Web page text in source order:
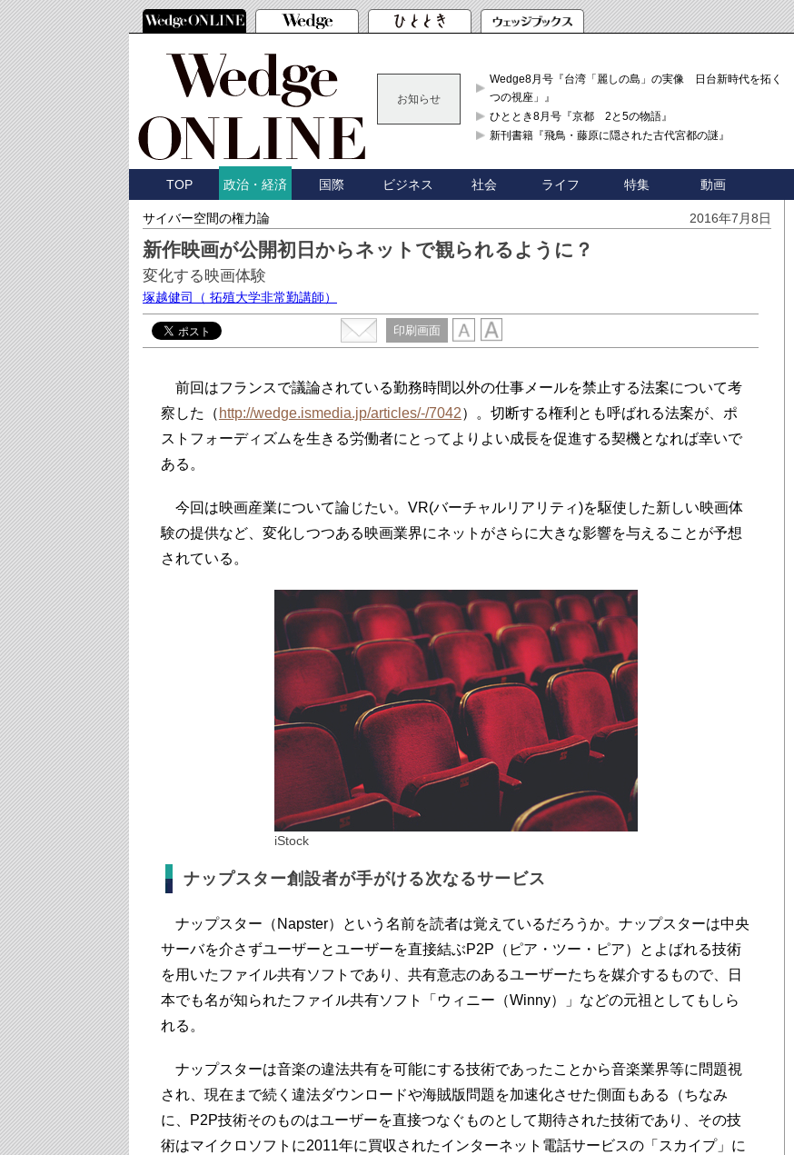
お知らせ
Wedge8月号『台湾「麗しの島」の実像 日台新時代を拓く「3
つの視座」』
ひととき8月号『京都 2と5の物語』
新刊書籍『飛鳥・藤原に隠された古代宮都の謎』
TOP 政治・経済 国際 ビジネス 社会 ライフ 特集 動画
サイバー空間の権力論 2016年7月8日
新作映画が公開初日からネットで観られるように？
変化する映画体験
塚越健司 （ 拓殖大学非常勤講師）
印刷画面
前回はフランスで議論されている勤務時間以外の仕事メールを禁止する法案について考
察した（ http://wedge.ismedia.jp/articles/-/7042）。切断する権利とも呼ばれる法案が、ポ
ストフォーディズムを生きる労働者にとってよりよい成長を促進する契機となれば幸いで
ある。
今回は映画産業について論じたい。VR(バーチャルリアリティ)を駆使した新しい映画体
験の提供など、変化しつつある映画業界にネットがさらに大きな影響を与えることが予想
されている。
iStock
ナップスター創設者が手がける次なるサービス
ナップスター（Napster）という名前を読者は覚えているだろうか。ナップスターは中央
サーバを介さずユーザーとユーザーを直接結ぶP2P（ピア・ツー・ピア）とよばれる技術
を用いたファイル共有ソフトであり、共有意志のあるユーザーたちを媒介するもので、日
本でも名が知られたファイル共有ソフト「ウィニー（Winny）」などの元祖としてもしら
れる。
ナップスターは音楽の違法共有を可能にする技術であったことから音楽業界等に問題視
され、現在まで続く違法ダウンロードや海賊版問題を加速化させた側面もある（ちなみ
に、P2P技術そのものはユーザーを直接つなぐものとして期待された技術であり、その技
術はマイクロソフトに2011年に買収されたインターネット電話サービスの「スカイプ」に